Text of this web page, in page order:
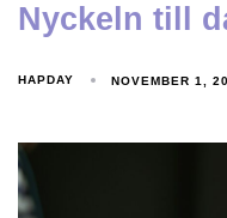
Nyckeln till
HAPDAY NOVEMBER 1,